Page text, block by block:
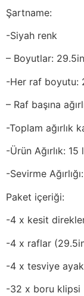
Şartname:
-Siyah renk
– Boyutlar:
-Her raf boyutu:
– Raf başına
-Toplam ağırlık
-Ürün Ağırlık: 15
-Sevirme
Paket içeriği:
-4 x kesit
-4 x raflar
-4 x tesviye
-32 x boru klipsi